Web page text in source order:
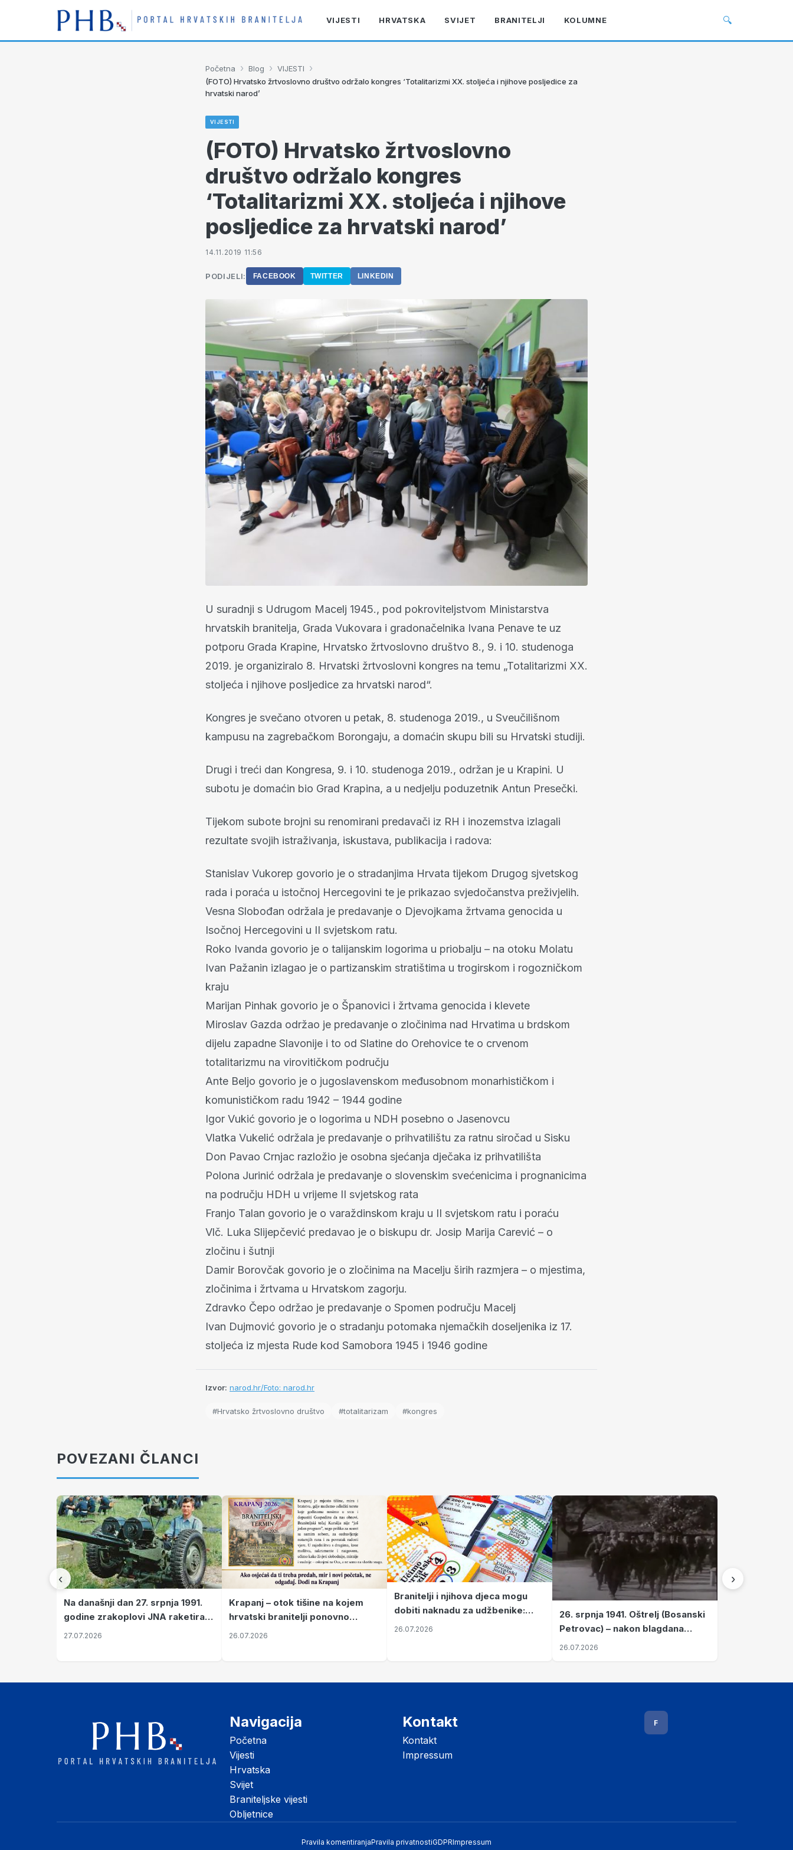
VIJESTI HRVATSKA SVIJET BRANITELJI KOLUMNE 🔍
Početna › Blog › VIJESTI ›
(FOTO) Hrvatsko žrtvoslovno društvo održalo kongres ‘Totalitarizmi XX. stoljeća i njihove posljedice za
hrvatski narod’
VIJESTI
(FOTO) Hrvatsko žrtvoslovno
društvo održalo kongres
‘Totalitarizmi XX. stoljeća i njihove
posljedice za hrvatski narod’
14.11.2019 11:56
PODIJELI: FACEBOOK TWITTER LINKEDIN
U suradnji s Udrugom Macelj 1945., pod pokroviteljstvom Ministarstva
hrvatskih branitelja, Grada Vukovara i gradonačelnika Ivana Penave te uz
potporu Grada Krapine, Hrvatsko žrtvoslovno društvo 8., 9. i 10. studenoga
2019. je organiziralo 8. Hrvatski žrtvoslovni kongres na temu „Totalitarizmi XX.
stoljeća i njihove posljedice za hrvatski narod“.
Kongres je svečano otvoren u petak, 8. studenoga 2019., u Sveučilišnom
kampusu na zagrebačkom Borongaju, a domaćin skupu bili su Hrvatski studiji.
Drugi i treći dan Kongresa, 9. i 10. studenoga 2019., održan je u Krapini. U
subotu je domaćin bio Grad Krapina, a u nedjelju poduzetnik Antun Presečki.
Tijekom subote brojni su renomirani predavači iz RH i inozemstva izlagali
rezultate svojih istraživanja, iskustava, publikacija i radova:
Stanislav Vukorep govorio je o stradanjima Hrvata tijekom Drugog sjvetskog
rada i poraća u istočnoj Hercegovini te je prikazao svjedočanstva preživjelih.
Vesna Slobođan održala je predavanje o Djevojkama žrtvama genocida u
Isočnoj Hercegovini u II svjetskom ratu.
Roko Ivanda govorio je o talijanskim logorima u priobalju – na otoku Molatu
Ivan Pažanin izlagao je o partizanskim stratištima u trogirskom i rogozničkom
kraju
Marijan Pinhak govorio je o Španovici i žrtvama genocida i klevete
Miroslav Gazda održao je predavanje o zločinima nad Hrvatima u brdskom
dijelu zapadne Slavonije i to od Slatine do Orehovice te o crvenom
totalitarizmu na virovitičkom području
Ante Beljo govorio je o jugoslavenskom međusobnom monarhističkom i
komunističkom radu 1942 – 1944 godine
Igor Vukić govorio je o logorima u NDH posebno o Jasenovcu
Vlatka Vukelić održala je predavanje o prihvatilištu za ratnu siročad u Sisku
Don Pavao Crnjac razložio je osobna sjećanja dječaka iz prihvatilišta
Polona Jurinić održala je predavanje o slovenskim svećenicima i prognanicima
na području HDH u vrijeme II svjetskog rata
Franjo Talan govorio je o varaždinskom kraju u II svjetskom ratu i poraću
Vlč. Luka Slijepčević predavao je o biskupu dr. Josip Marija Carević – o
zločinu i šutnji
Damir Borovčak govorio je o zločinima na Macelju širih razmjera – o mjestima,
zločinima i žrtvama u Hrvatskom zagorju.
Zdravko Čepo održao je predavanje o Spomen području Macelj
Ivan Dujmović govorio je o stradanju potomaka njemačkih doseljenika iz 17.
stoljeća iz mjesta Rude kod Samobora 1945 i 1946 godine
Izvor: narod.hr/Foto: narod.hr
#Hrvatsko žrtvoslovno društvo #totalitarizam #kongres
POVEZANI ČLANCI
‹
Na današnji dan 27. srpnja 1991.
godine zrakoplovi JNA raketirali
su vojarnu i obučni centar "Nikola
27.07.2026
Krapanj – otok tišine na kojem
hrvatski branitelji ponovno
pronalaze mir
26.07.2026
Branitelji i njihova djeca mogu
dobiti naknadu za udžbenike:
zahtjevi se podnose do 31.
26.07.2026
26. srpnja 1941. Oštrelj (Bosanski
Petrovac) – nakon blagdana
Svete Ane izvršen napad srpskih
26.07.2026
›
Navigacija
Početna
Vijesti
Hrvatska
Svijet
Braniteljske vijesti
Obljetnice
Kontakt
Kontakt
Impressum
F
Pravila komentiranjaPravila privatnostiGDPRImpressum